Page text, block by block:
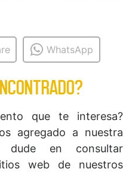
WhatsApp
que te interesa?
agregado a nuestra
en consultar
web de nuestros